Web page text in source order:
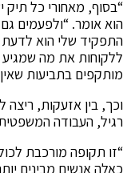
“בסוף, מאחורי כל
הוא אומר. “ולפעמים
התפקיד שלי הוא לדעת
ללקוחות את מה שמגיע
מותקפים בתביעות
וכך, בין אזעקות,
רגיל, העבודה
“זו תקופה מורכבת
כאלה אנשים מבינים